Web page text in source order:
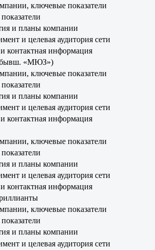
ключевые показатели
и планы компании
и целевая аудитория сети
контактная информация
«МЮЗ»)
ключевые показатели
и планы компании
и целевая аудитория сети
контактная информация
ключевые показатели
и планы компании
и целевая аудитория сети
контактная информация
ключевые показатели
и планы компании
и целевая аудитория сети